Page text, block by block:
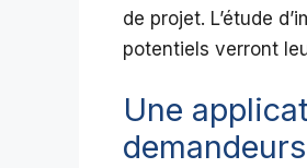
de projet. L’étude
potentiels verront
Une